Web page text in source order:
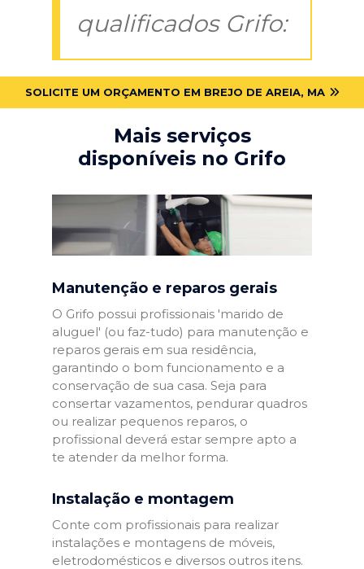
qualificados Grifo:
SOLICITE UM ORÇAMENTO EM BREJO DE AREIA, MA
Mais serviços
disponíveis no Grifo
Manutenção e reparos gerais
O Grifo possui profissionais 'marido de
aluguel' (ou faz-tudo) para manutenção e
reparos gerais em sua residência,
garantindo o bom funcionamento e a
conservação de sua casa. Seja para
consertar vazamentos, pendurar quadros
ou realizar pequenos reparos, o
profissional deverá estar sempre apto a
te atender da melhor forma.
Instalação e montagem
Conte com profissionais para realizar
instalações e montagens de móveis,
eletrodomésticos e diversos outros itens.